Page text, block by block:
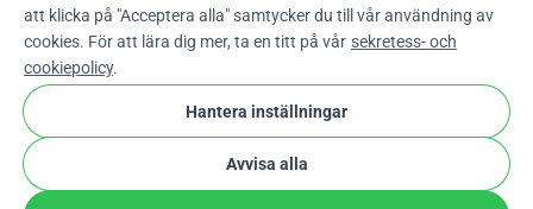
Sv arrow_drop_down
★★★★★4,9 / 5 baserat på 500+ omdömen
WhyDonateIntegritet och cookies
Villkor och bestämmelser
att klicka på "Acceptera alla" samtycker du till vår användning av
cookies. För att lära dig mer, ta en titt på vår sekretess- och
cookiepolicy.
Hantera inställningar
Avvisa alla